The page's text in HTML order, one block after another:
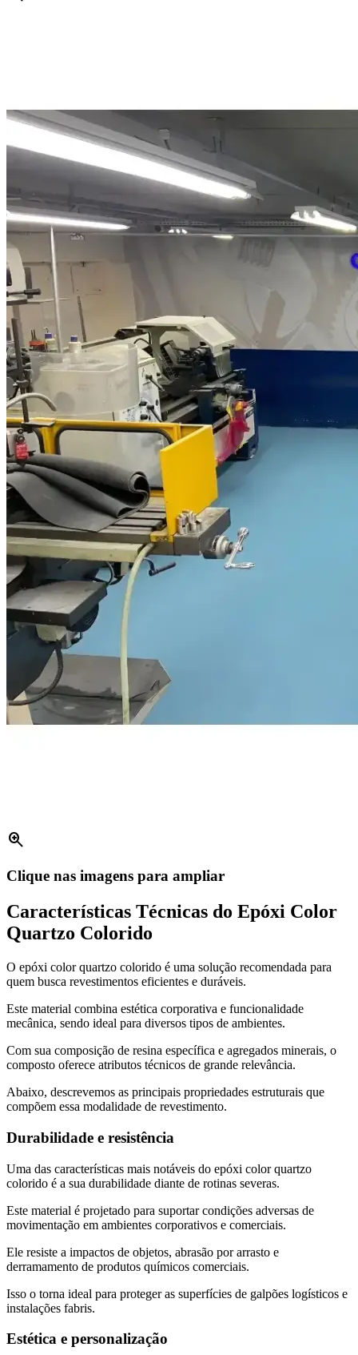
zoom_in
Clique nas imagens para ampliar
Características Técnicas do Epóxi Color
Quartzo Colorido
O epóxi color quartzo colorido é uma solução recomendada para
quem busca revestimentos eficientes e duráveis.
Este material combina estética corporativa e funcionalidade
mecânica, sendo ideal para diversos tipos de ambientes.
Com sua composição de resina específica e agregados minerais, o
composto oferece atributos técnicos de grande relevância.
Abaixo, descrevemos as principais propriedades estruturais que
compõem essa modalidade de revestimento.
Durabilidade e resistência
Uma das características mais notáveis do epóxi color quartzo
colorido é a sua durabilidade diante de rotinas severas.
Este material é projetado para suportar condições adversas de
movimentação em ambientes corporativos e comerciais.
Ele resiste a impactos de objetos, abrasão por arrasto e
derramamento de produtos químicos comerciais.
Isso o torna ideal para proteger as superfícies de galpões logísticos e
instalações fabris.
Estética e personalização